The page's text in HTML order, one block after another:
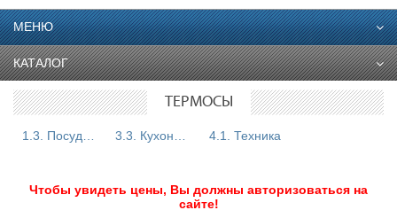
МЕНЮ
КАТАЛОГ
ТЕРМОСЫ
4.1. Техника
Чтобы увидеть цены, Вы должны авторизоваться на
сайте!